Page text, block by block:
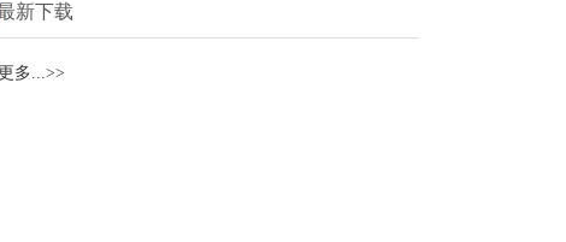
新下载
更多...>>